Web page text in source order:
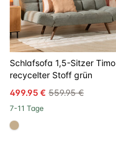
Schlafsofa 1,5-Sitzer Timo
recycelter Stoff grün
499.95 € 559.95 €
7-11 Tage
#c4ad8d